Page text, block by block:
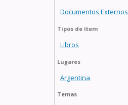
Documentos Externos
Tipos de ítem
Libros
Lugares
Argentina
Temas